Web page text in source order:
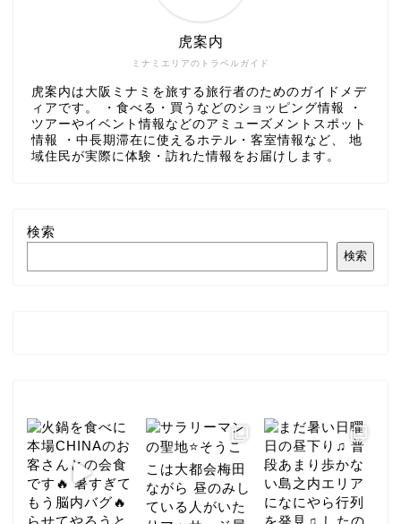
ミナミエリアのトラベルガイド
虎案内
虎案内は大阪ミナミを旅する旅行者のためのガイドメデ
ィアです。 ・食べる・買うなどのショッピング情報 ・
ツアーやイベント情報などのアミューズメントスポット
情報 ・中長期滞在に使えるホテル・客室情報など、 地
域住民が実際に体験・訪れた情報をお届けします。
検索
検索